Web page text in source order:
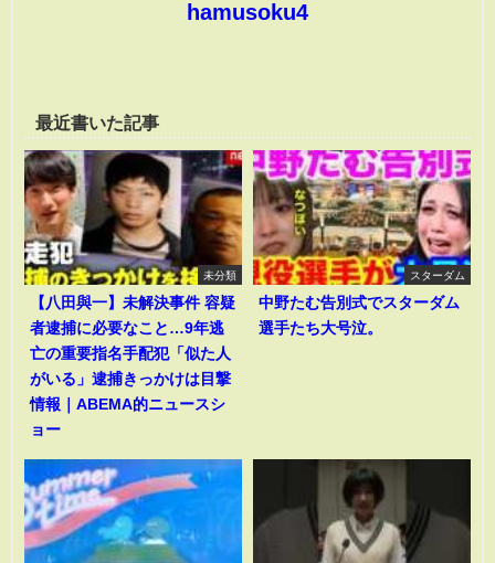
hamusoku4
最近書いた記事
未分類
【八田與一】未解決事件 容疑
者逮捕に必要なこと…9年逃
亡の重要指名手配犯「似た人
がいる」逮捕きっかけは目撃
情報｜ABEMA的ニュースシ
ョー
スターダム
中野たむ告別式でスターダム
選手たち大号泣。